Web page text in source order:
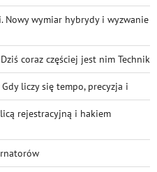
Nowy wymiar hybrydy i wyzwanie
coraz częściej jest nim Technik
liczy się tempo, precyzja i
rejestracyjną i hakiem